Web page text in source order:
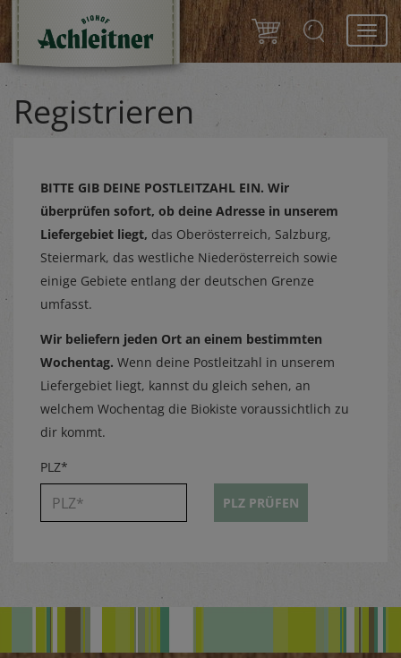
Registrieren
BITTE GIB DEINE POSTLEITZAHL EIN. Wir
überprüfen sofort, ob deine Adresse in unserem
Liefergebiet liegt, das Oberösterreich, Salzburg,
Steiermark, das westliche Niederösterreich sowie
einige Gebiete entlang der deutschen Grenze
umfasst.
Wir beliefern jeden Ort an einem bestimmten
Wochentag. Wenn deine Postleitzahl in unserem
Liefergebiet liegt, kannst du gleich sehen, an
welchem Wochentag die Biokiste voraussichtlich zu
dir kommt.
PLZ*
PLZ PRÜFEN